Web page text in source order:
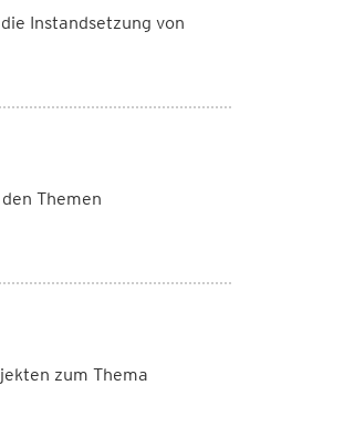
Instandsetzung von
Themen
zum Thema